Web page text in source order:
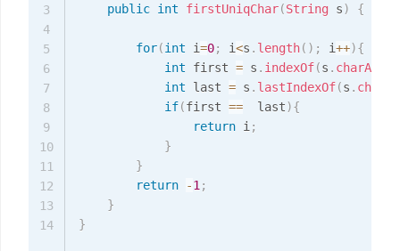
public int firstUniqChar(String s) {
for(int i=0; i<s . length( ) ; i++){
int first = s . indexOf(s . charAt
int last = s . lastIndexOf(s . charAt
if(first ==
  last
){
return i ;
}
}
return
-1 ;
}
}
3
4
5
6
7
8
9
10
11
12
13
14